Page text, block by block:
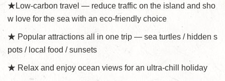
★Low-carbon travel — reduce traffic on the island and sho
w love for the sea with an eco-friendly choice
★ Popular attractions all in one trip — sea turtles / hidden s
pots / local food / sunsets
★ Relax and enjoy ocean views for an ultra-chill holiday